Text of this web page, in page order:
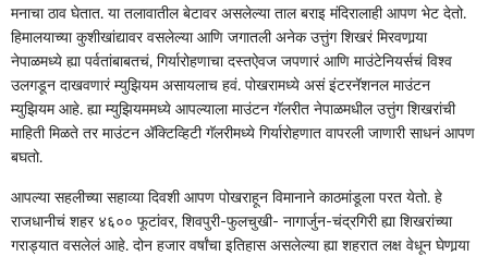
मनाचा ठाव घेतात. या तलावातील बेटावर असलेल्या ताल बराइ मंदिरालाही आपण भेट देतो.
हिमालयाच्या कुशीखांद्यावर वसलेल्या आणि जगातली अनेक उत्तुंग शिखरं मिरवणार्‍या
नेपाळमध्ये ह्या पर्वतांबाबतचं, गिर्यारोहणाचा दस्तऐवज जपणारं आणि माउंटेनियर्सचं विश्‍व
उलगडून दाखवणारं म्युझियम असायलाच हवं. पोखरामध्ये असं इंटरनॅशनल माउंटन
म्युझियम आहे. ह्या म्युझियममध्ये आपल्याला माउंटन गॅलरीत नेपाळमधील उत्तुंग शिखरांची
माहिती मिळते तर माउंटन अ‍ॅक्टिव्हिटी गॅलरीमध्ये गिर्यारोहणात वापरली जाणारी साधनं आपण
बघतो.
आपल्या सहलीच्या सहाव्या दिवशी आपण पोखराहून विमानाने काठमांडूला परत येतो. हे
राजधानीचं शहर ४६०० फूटांवर, शिवपुरी-फुलचुखी- नागार्जुन-चंद्रगिरी ह्या शिखरांच्या
गराड्यात वसलेलं आहे. दोन हजार वर्षांचा इतिहास असलेल्या ह्या शहरात लक्ष वेधून घेणार्‍या